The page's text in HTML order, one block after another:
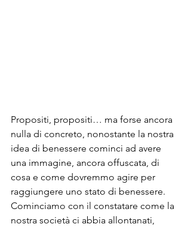
Propositi, propositi… ma forse ancora
nulla di concreto, nonostante la nostra
idea di benessere cominci ad avere
una immagine, ancora offuscata, di
cosa e come dovremmo agire per
raggiungere uno stato di benessere.
Cominciamo con il constatare come la
nostra società ci abbia allontanati,